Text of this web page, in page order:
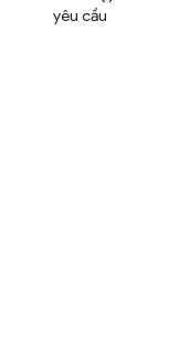
yêu cầu